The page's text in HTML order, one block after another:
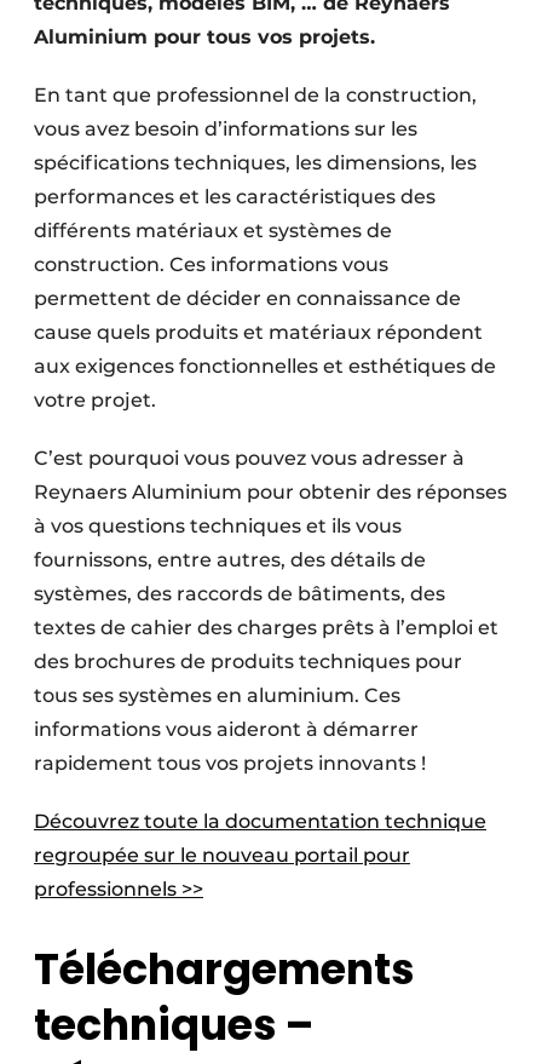
Façades
Géotextiles
Infrastructures souterraines et égouttage
Protection solaire
Rénovation
Software
Travaux ferroviaires
Aluminium pour tous vos projets.
En tant que professionnel de la construction,
vous avez besoin d’informations sur les
spécifications techniques, les dimensions, les
performances et les caractéristiques des
différents matériaux et systèmes de
construction. Ces informations vous
permettent de décider en connaissance de
cause quels produits et matériaux répondent
aux exigences fonctionnelles et esthétiques de
votre projet.
C’est pourquoi vous pouvez vous adresser à
Reynaers Aluminium pour obtenir des réponses
à vos questions techniques et ils vous
fournissons, entre autres, des détails de
systèmes, des raccords de bâtiments, des
textes de cahier des charges prêts à l’emploi et
des brochures de produits techniques pour
tous ses systèmes en aluminium. Ces
informations vous aideront à démarrer
rapidement tous vos projets innovants !
Découvrez toute la documentation technique
regroupée sur le nouveau portail pour
professionnels >>
Téléchargements
techniques –